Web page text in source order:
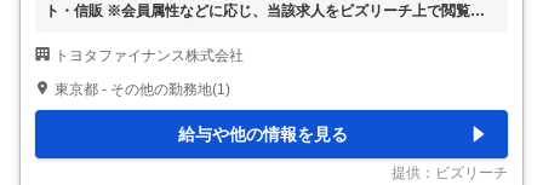
ト・信販 ※会員属性などに応じ、当該求人をビズリーチ上で閲覧され
ヨタグループの金融分野を担う中核企業として、自動車割賦・クレジ
ットカード事業等の金融・決済サービスを展開しております。 グル
画した事業モデルを創り出してまいりました。 ＜事業例＞ ・自動車
販売金融事業：全国の販売会社との強固なネットワークを活かし、質
の高い金融サービスを提供しています。 ・クレジットカード事業：
トヨタファイナンス株式会社
東京都 - その他の勤務地(1)
給与や他の情報を見る
提供：ビズリーチ